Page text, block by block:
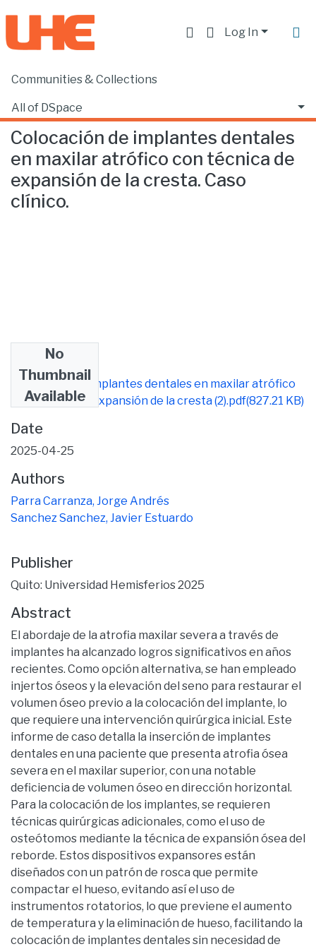
Log In
Communities & Collections
All of DSpace
Statistics
Home
Colocación de implantes dentales
en maxilar atrófico con técnica de
expansión de la cresta. Caso
clínico.
No
Thumbnail
Available
Colocación de implantes dentales en maxilar atrófico
con técnica de expansión de la cresta (2).pdf(827.21 KB)
Date
2025-04-25
Authors
Parra Carranza, Jorge Andrés
Sanchez Sanchez, Javier Estuardo
Publisher
Quito: Universidad Hemisferios 2025
Abstract
El abordaje de la atrofia maxilar severa a través de
implantes ha alcanzado logros significativos en años
recientes. Como opción alternativa, se han empleado
injertos óseos y la elevación del seno para restaurar el
volumen óseo previo a la colocación del implante, lo
que requiere una intervención quirúrgica inicial. Este
informe de caso detalla la inserción de implantes
dentales en una paciente que presenta atrofia ósea
severa en el maxilar superior, con una notable
deficiencia de volumen óseo en dirección horizontal.
Para la colocación de los implantes, se requieren
técnicas quirúrgicas adicionales, como el uso de
osteótomos mediante la técnica de expansión ósea del
reborde. Estos dispositivos expansores están
diseñados con un patrón de rosca que permite
compactar el hueso, evitando así el uso de
instrumentos rotatorios, lo que previene el aumento
de temperatura y la eliminación de hueso, facilitando la
colocación de implantes dentales sin necesidad de